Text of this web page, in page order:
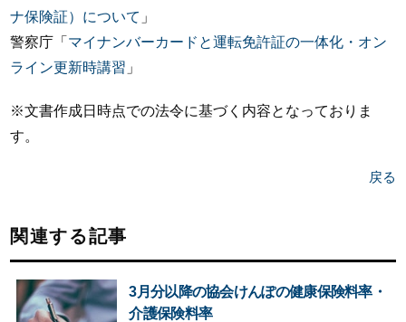
ナ保険証）について 」
警察庁「 マイナンバーカードと運転免許証の一体化・オン
ライン更新時講習 」
※文書作成日時点での法令に基づく内容となっておりま
す。
戻る
関連する記事
3月分以降の協会けんぽの健康保険料率・
介護保険料率